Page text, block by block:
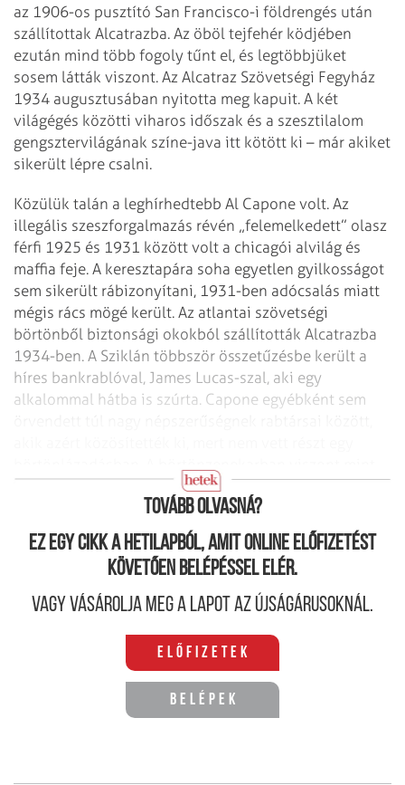
az 1906-os pusztító San Francisco-i földrengés után
szállítottak Alcatrazba. Az öböl tejfehér ködjében
ezután mind több fogoly tűnt el, és legtöbbjüket
sosem látták viszont. Az Alcatraz Szövetségi Fegyház
1934 augusztusában nyitotta meg kapuit. A két
világégés közötti viharos időszak és a szesztilalom
gengsztervilágának színe-java itt kötött ki – már akiket
sikerült lépre csalni.
Közülük talán a leghírhedtebb Al Capone volt. Az
illegális szeszforgalmazás révén „felemelkedett” olasz
férfi 1925 és 1931 között volt a chicagói alvilág és
maffia feje. A keresztapára soha egyetlen gyilkosságot
sem sikerült rábizonyítani, 1931-ben adócsalás miatt
mégis rács mögé került. Az atlantai szövetségi
börtönből biztonsági okokból szállították Alcatrazba
1934-ben. A Sziklán többször összetűzésbe került a
híres bankrablóval, James Lucas-szal, aki egy
alkalommal hátba is szúrta. Capone egyébként sem
bendzsós vállalt szerepet. Öt év múlva szabadult.
Tovább olvasná?
Ez egy cikk a hetilapból, amit online előfizetést
követően belépéssel elér.
Vagy vásárolja meg a lapot az újságárusoknál.
Előfizetek
Belépek